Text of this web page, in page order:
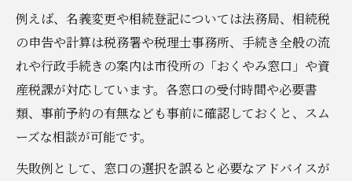
例えば、名義変更や相続登記については法務局、相続税
の申告や計算は税務署や税理士事務所、手続き全般の流
れや行政手続きの案内は市役所の「おくやみ窓口」や資
産税課が対応しています。各窓口の受付時間や必要書
類、事前予約の有無なども事前に確認しておくと、スム
ーズな相談が可能です。
失敗例として、窓口の選択を誤ると必要なアドバイスが